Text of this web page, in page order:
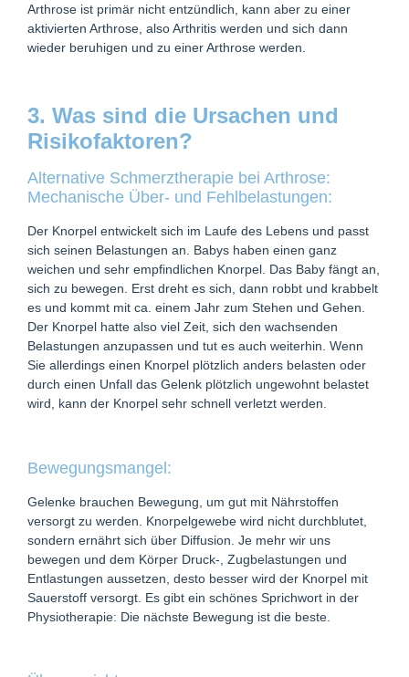
Arthrose ist primär nicht entzündlich, kann aber zu einer
aktivierten Arthrose, also Arthritis werden und sich dann
wieder beruhigen und zu einer Arthrose werden.
3. Was sind die Ursachen und
Risikofaktoren?
Alternative Schmerztherapie bei Arthrose:
Mechanische Über- und Fehlbelastungen:
Der Knorpel entwickelt sich im Laufe des Lebens und passt
sich seinen Belastungen an. Babys haben einen ganz
weichen und sehr empfindlichen Knorpel. Das Baby fängt an,
sich zu bewegen. Erst dreht es sich, dann robbt und krabbelt
es und kommt mit ca. einem Jahr zum Stehen und Gehen.
Der Knorpel hatte also viel Zeit, sich den wachsenden
Belastungen anzupassen und tut es auch weiterhin. Wenn
Sie allerdings einen Knorpel plötzlich anders belasten oder
durch einen Unfall das Gelenk plötzlich ungewohnt belastet
wird, kann der Knorpel sehr schnell verletzt werden.
Bewegungsmangel:
Gelenke brauchen Bewegung, um gut mit Nährstoffen
versorgt zu werden.
Knorpelgewebe wird nicht durchblutet,
sondern ernährt sich über Diffusion. Je mehr wir uns
bewegen und dem Körper Druck-, Zugbelastungen und
Entlastungen aussetzen, desto besser wird der Knorpel mit
Sauerstoff versorgt. Es gibt ein schönes Sprichwort in der
Physiotherapie: Die nächste Bewegung ist die beste.